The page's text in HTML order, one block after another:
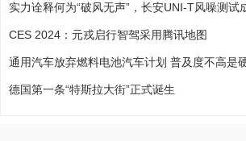
实力诠释何为“破风无声”，长安UNI-T风噪测试
CES 2024：元戎启行智驾采用腾讯地图
通用汽车放弃燃料电池汽车计划 普及度不高是
德国第一条“特斯拉大街”正式诞生